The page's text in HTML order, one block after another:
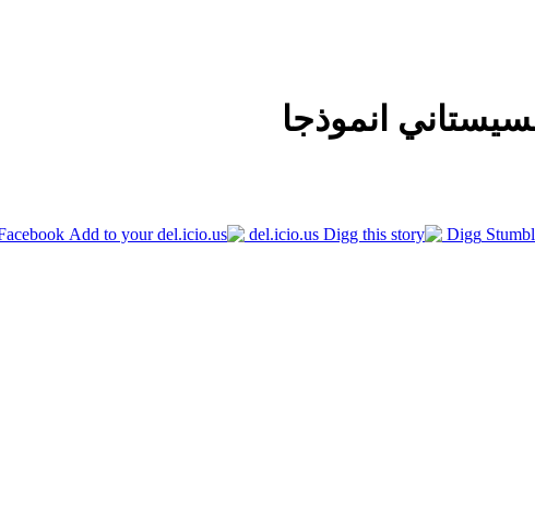
انموذجا
del.icio.us Digg